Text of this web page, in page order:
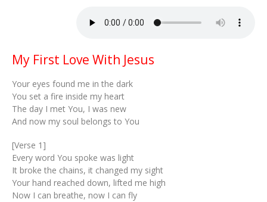
My First Love With Jesus
Your eyes found me in the dark
You set a fire inside my heart
The day I met You, I was new
And now my soul belongs to You
[Verse 1]
Every word You spoke was light
It broke the chains, it changed my sight
Your hand reached down, lifted me high
Now I can breathe, now I can fly